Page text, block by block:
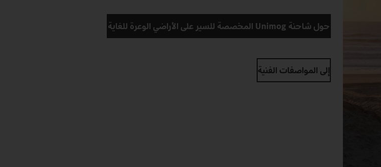
حول شاحنة Unimog المخصصة للسير على الأراضي الوعرة للغاية
إلى المواصفات الفنية